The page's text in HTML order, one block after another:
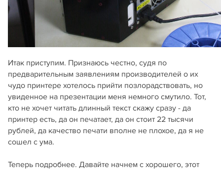
Итак приступим. Признаюсь честно, судя по
предварительным заявлениям производителей о их
чудо принтере хотелось прийти позлорадствовать, но
увиденное на презентации меня немного смутило. Тот,
кто не хочет читать длинный текст скажу сразу - да
принтер есть, да он печатает, да он стоит 22 тысячи
рублей, да качество печати вполне не плохое, да я не
сошел с ума.
Теперь подробнее. Давайте начнем с хорошего, этот